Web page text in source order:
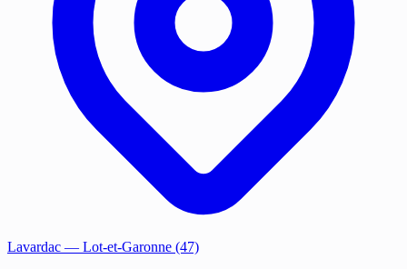
Lavardac — Lot-et-Garonne (47)